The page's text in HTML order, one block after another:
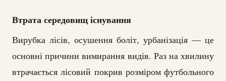
Втрата середовищ існування
Вирубка лісів, осушення боліт, урбанізація — це
основні причини вимирання видів. Раз на хвилину
втрачається лісовий покрив розміром футбольного